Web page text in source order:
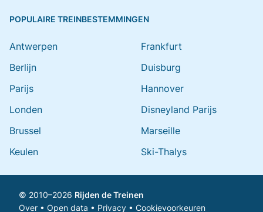
POPULAIRE TREINBESTEMMINGEN
Antwerpen
Berlijn
Parijs
Londen
Brussel
Keulen
Frankfurt
Duisburg
Hannover
Disneyland Parijs
Marseille
Ski-Thalys
© 2010–2026 Rijden de Treinen
Over • Open data • Privacy • Cookievoorkeuren